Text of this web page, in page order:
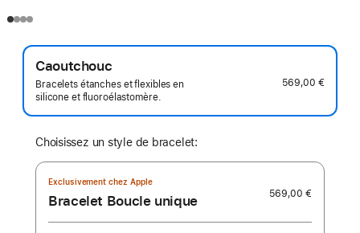
Caoutchouc
Bracelets étanches et flexibles en
silicone et fluoroélastomère.
569,00 €
Choisissez un style de bracelet:
Exclusivement chez Apple
Bracelet Boucle unique 569,00 €